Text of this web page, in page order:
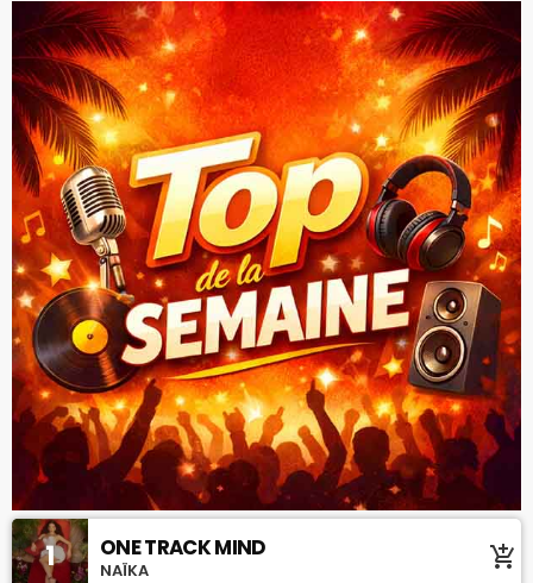
1 ONE TRACK MIND
NAÏKA add_shopping_cart